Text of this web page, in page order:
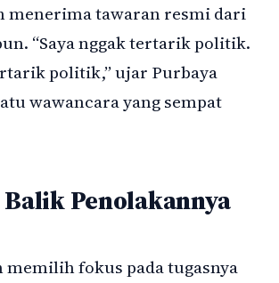
menerima tawaran resmi dari
“Saya nggak tertarik politik.
politik,” ujar Purbaya
wawancara yang sempat
Penolakannya
memilih fokus pada tugasnya